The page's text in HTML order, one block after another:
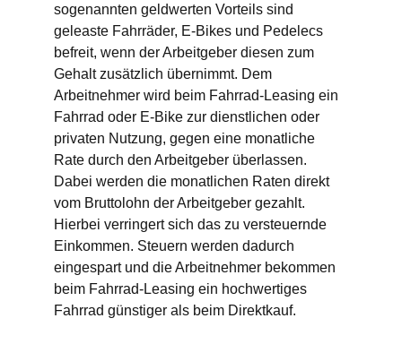
sogenannten geldwerten Vorteils sind
geleaste Fahrräder, E-Bikes und Pedelecs
befreit, wenn der Arbeitgeber diesen zum
Gehalt zusätzlich übernimmt. Dem
Arbeitnehmer wird beim Fahrrad-Leasing ein
Fahrrad oder E-Bike zur dienstlichen oder
privaten Nutzung, gegen eine monatliche
Rate durch den Arbeitgeber überlassen.
Dabei werden die monatlichen Raten direkt
vom Bruttolohn der Arbeitgeber gezahlt.
Hierbei verringert sich das zu versteuernde
Einkommen. Steuern werden dadurch
eingespart und die Arbeitnehmer bekommen
beim Fahrrad-Leasing ein hochwertiges
Fahrrad günstiger als beim Direktkauf.